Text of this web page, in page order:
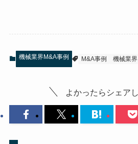
機械業界M&A事例 M&A事例 機械業界
よかったらシェア